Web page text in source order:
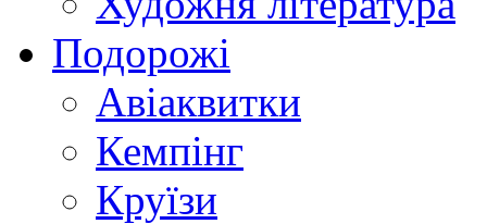
Подорожі
Авіаквитки
Кемпінг
Круїзи